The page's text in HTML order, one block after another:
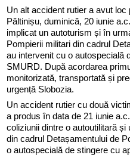
Un alt accident rutier a avut
Păltinișu, duminică, 20 iunie
implicat un autoturism și în
Pompierii militari din cadrul
au intervenit cu o autospecială
SMURD. După acordarea
monitorizată, transportată și
urgență Slobozia.
Un accident rutier cu două
a produs în data de 21 iunie
coliziunii dintre o autoutilitară
din cadrul Detașamentului de
o autospecială de stingere cu